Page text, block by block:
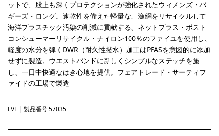
ットで、股上も深くプロテクションが強化されたウィメンズ・バ
ギーズ・ロング。速乾性を備えた軽量な、漁網をリサイクルして
海洋プラスチック汚染の削減に貢献する、ネットプラス・ポスト
コンシューマーリサイクル・ナイロン100％のファイユを使用し、
軽度の水分を弾くDWR（耐久性撥水）加工はPFASを意図的に添加
せずに製造。ウエストバンドに新しくシンプルなステッチを施
し、一日中快適なはき心地を提供。フェアトレード・サーティフ
ァイドの工場で製造
Light Violet
LVT | 製品番号 57035